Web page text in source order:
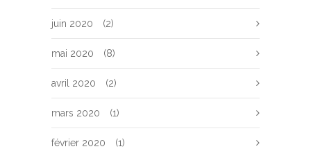
juin 2020 (2)
mai 2020 (8)
avril 2020 (2)
mars 2020 (1)
février 2020 (1)